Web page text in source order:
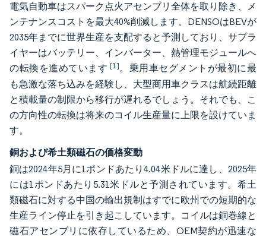
電気自動車はスパーク点火アセンブリ全体を取り除き、メ
ンテナンスコストを最大40%削減します。DENSOはBEVが
2035年までに世界生産を支配すると予測しており、サプラ
イヤーはバッテリー、インバーター、熱管理モジュールへ
の転換を進めています [1]。乗用車セグメントが最初に最
も急激な落ち込みを経験し、大型商用車クラスは航続距離
と積載量の制限から移行が遅れるでしょう。それでも、こ
の方向性の転換は将来のコイル生産量に上限を設けていま
す。
銅および希土類磁石の価格変動
銅は2024年5月に1ポンドあたり4.04米ドルに達し、2025年
には1ポンドあたり5.31米ドルと予測されています。希土
類磁石に対する中国の輸出規制はすでに欧州での短期的な
生産ライン停止を引き起こしています。コイルは銅巻線と
磁石アセンブリに依存しているため、OEM契約が迅速な